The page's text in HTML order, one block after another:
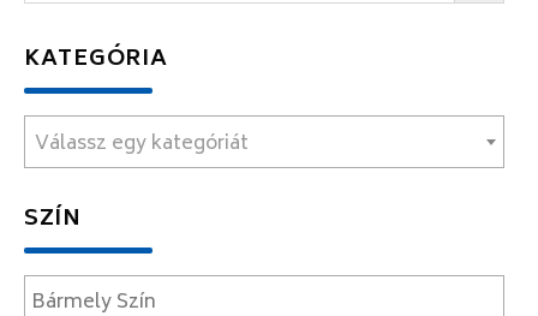
KATEGÓRIA
Válassz egy kategóriát
SZÍN